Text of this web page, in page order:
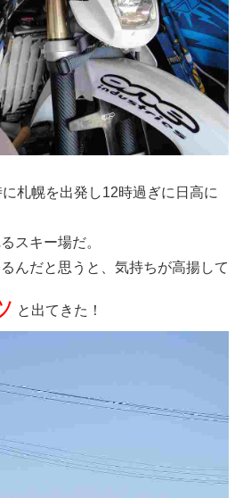
札幌を出発し12時過ぎに日高に
スキー場だ。
んだと思うと、気持ちが高揚して
と出てきた！